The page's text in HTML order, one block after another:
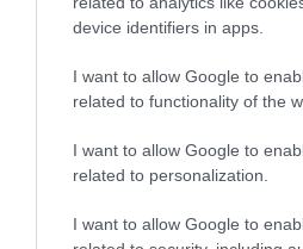
device identifiers in apps.
I want to allow Google to
related to functionality of the
I want to allow Google to
related to personalization.
I want to allow Google to
ma.hu
Árpádot
Magyar Péter: átfogó
Kenyában bezzeg minden
bukkant elő a Dunából